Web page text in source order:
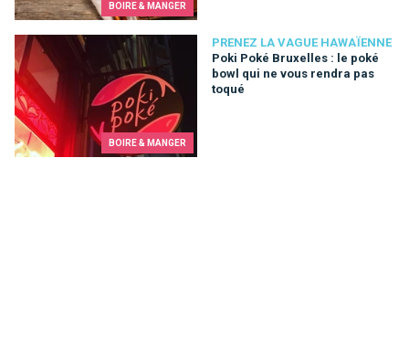
BOIRE & MANGER
BOIRE & MANGER
PRENEZ LA VAGUE HAWAÏENNE
Poki Poké Bruxelles : le poké
bowl qui ne vous rendra pas
toqué
Poki Poké Bruxelles : le poké bowl qui ne vous rendra pas